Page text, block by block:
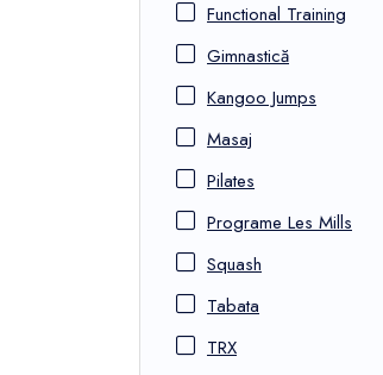
Functional Training
Gimnastică
Kangoo Jumps
Masaj
Pilates
Programe Les Mills
Squash
Tabata
TRX